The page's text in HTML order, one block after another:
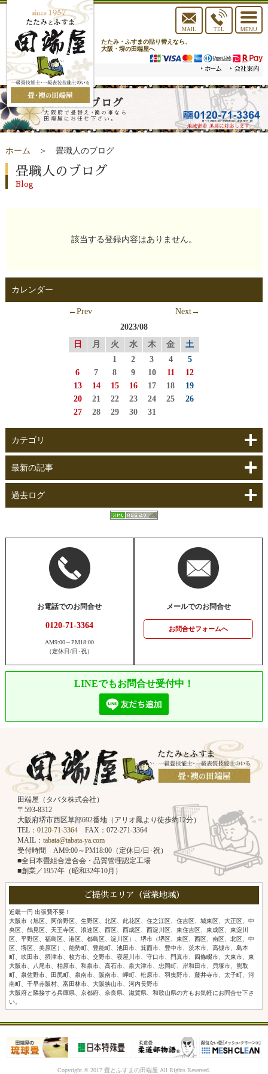
MAIL TEL
toggle
MENU
たたみ・ふすまの貼り替えなら、
大阪・堺の田端屋へ
畳職人のブログ
大阪府で畳替え･襖の事なら
田端屋にお任せ下さい。
ホーム ＞ 畳職人のブログ
畳職人のブログ
Blog
該当する登録内容はありません。
カレンダー
←Prev
Next→
2023/08
日
月 火 水 木 金
土
1
2 3 4
5
6
7 8 9 10 11
12
13
14 15 16 17 18
19
20
21 22 23 24 25
26
27
28 29 30 31
カテゴリ
最新の記事
過去ログ
お電話でのお問合せ
0120-71-3364
AM9:00～PM18:00
（定休日/日･祝）
メールでのお問合せ
お問合せフォームへ
LINEでもお問合せ受付中！
田端屋（タバタ株式会社）
〒593-8312
大阪府堺市西区草部692番地（アリオ鳳より徒歩約12分）
TEL： 0120-71-3364FAX：072-271-3364
MAIL： tabata@tabata-ya.com
受付時間 AM9:00～PM18:00（定休日/日･祝）
■全日本畳組合連合会・品質管理認定工場
■創業／1957年（昭和32年10月）
ご提供エリア（営業地域）
近畿一円 出張費不要！
大阪市（旭区、阿倍野区、生野区、北区、此花区、住之江区、住吉区、城東区、大正区、中
央区、鶴見区、天王寺区、浪速区、西区、西成区、西淀川区、東住吉区、東成区、東淀川
区、平野区、福島区、港区、都島区、淀川区）、堺市（堺区、東区、西区、南区、北区、中
区、堺区、美原区）、能勢町、豊能町、池田市、箕面市、豊中市、茨木市、高槻市、島本
町、吹田市、摂津市、枚方市、交野市、寝屋川市、守口市、門真市、四條畷市、大東市、東
大阪市、八尾市、柏原市、和泉市、高石市、泉大津市、忠岡町、岸和田市、貝塚市、熊取
町、泉佐野市、田尻町、泉南市、阪南市、岬町、松原市、羽曳野市、藤井寺市、太子町、河
南町、千早赤阪村、富田林市、大阪狭山市、河内長野市
大阪府と隣接する兵庫県、京都府、奈良県、滋賀県、和歌山県の方もお気軽にお問合せ下さ
い。
Copyright © 2017 畳とふすまの田端屋 All Rights Reserved.